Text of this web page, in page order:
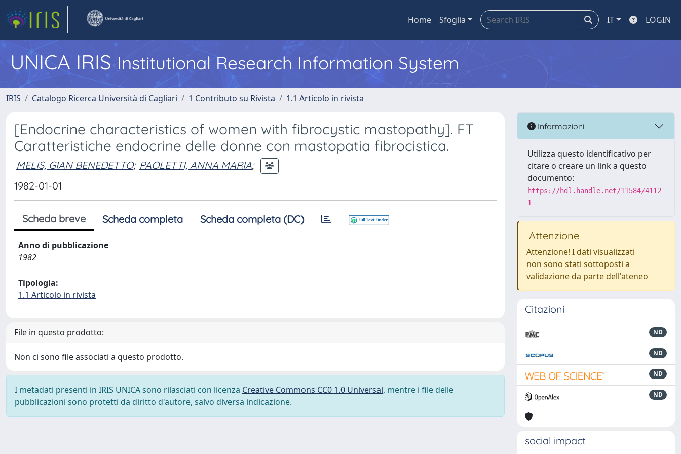
Home Sfoglia IT LOGIN
UNICA IRISInstitutional Research Information System
IRIS Catalogo Ricerca Università di Cagliari 1 Contributo su Rivista 1.1 Articolo in rivista
[Endocrine characteristics of women with fibrocystic mastopathy]. FT
Caratteristiche endocrine delle donne con mastopatia fibrocistica.
MELIS, GIAN BENEDETTO; PAOLETTI, ANNA MARIA;
1982-01-01
Scheda breve Scheda completa Scheda completa (DC)
Anno di pubblicazione
1982
Tipologia:
1.1 Articolo in rivista
File in questo prodotto:
Non ci sono file associati a questo prodotto.
I metadati presenti in IRIS UNICA sono rilasciati con licenza Creative Commons CC0 1.0 Universal, mentre i file delle
pubblicazioni sono protetti da diritto d'autore, salvo diversa indicazione.
Informazioni
Utilizza questo identificativo per
citare o creare un link a questo
documento:
https://hdl.handle.net/11584/4112
1
Attenzione
Attenzione! I dati visualizzati
non sono stati sottoposti a
validazione da parte dell'ateneo
Citazioni
ND
ND
ND
ND
social impact